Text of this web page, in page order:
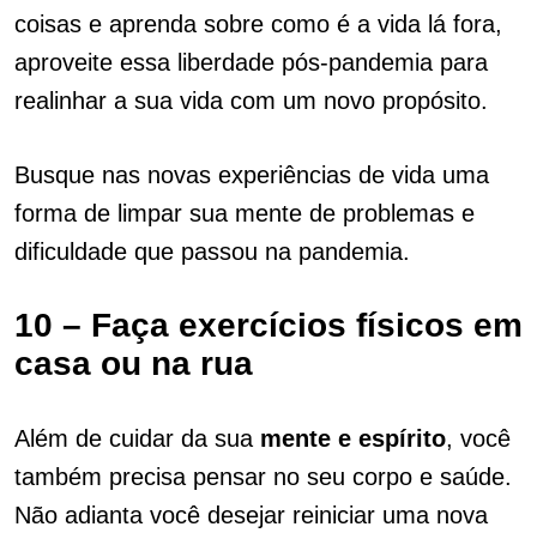
coisas e aprenda sobre como é a vida lá fora,
aproveite essa liberdade pós-pandemia para
realinhar a sua vida com um novo propósito.
Busque nas novas experiências de vida uma
forma de limpar sua mente de problemas e
dificuldade que passou na pandemia.
10 – Faça exercícios físicos em
casa ou na rua
Além de cuidar da sua mente e espírito, você
também precisa pensar no seu corpo e saúde.
Não adianta você desejar reiniciar uma nova